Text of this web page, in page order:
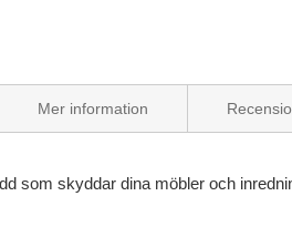
som skyddar dina möbler och
Mer information